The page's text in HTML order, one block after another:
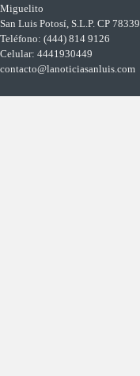
Miguelito
San Luis Potosí, S.L.P. CP 78339
Teléfono: (444) 814 9126
Celular: 4441930449
contacto@lanoticiasanluis.com